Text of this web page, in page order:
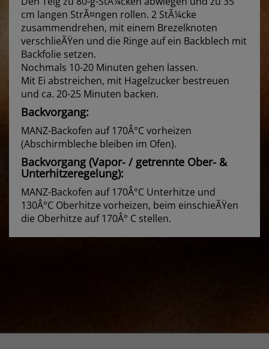
cm langen StrÃ¤ngen rollen. 2 StÃ¼cke
zusammendrehen, mit einem Brezelknoten
verschlieÃŸen und die Ringe auf ein Backblech mit
Backfolie setzen.
Nochmals 10-20 Minuten gehen lassen.
Mit Ei abstreichen, mit Hagelzucker bestreuen
und ca. 20-25 Minuten backen.
Backvorgang:
MANZ-Backofen auf 170Â°C vorheizen
(Abschirmbleche bleiben im Ofen).
Backvorgang (Vapor- / getrennte Ober- &
Unterhitzeregelung):
MANZ-Backofen auf 170Â°C Unterhitze und
130Â°C Oberhitze vorheizen, beim einschieÃŸen
die Oberhitze auf 170Â° C stellen.